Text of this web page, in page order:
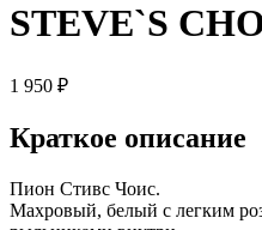
STEVE`S
1 950 ₽
Краткое описание
Пион Стивс Чоис.
Махровый, белый с легким